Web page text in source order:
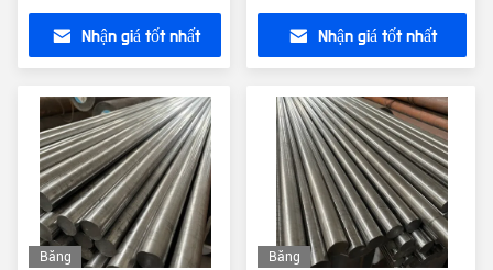
hợp kim
Nhận giá tốt nhất
2 inch
Nhận giá tốt nhất
Băng
Băng